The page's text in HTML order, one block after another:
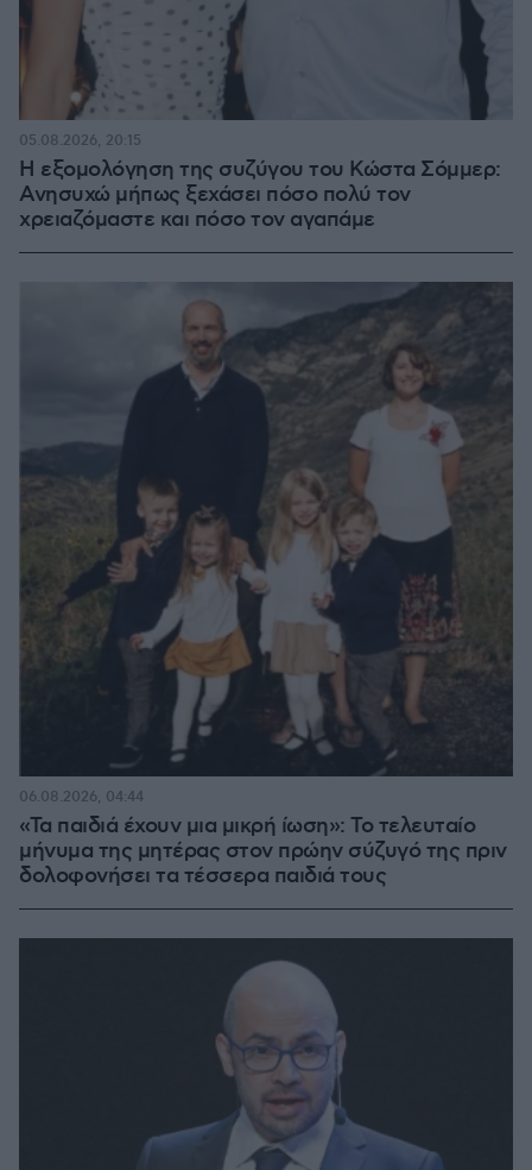
Η εξομολόγηση της συζύγου του Κώστα Σόμμερ:
Ανησυχώ μήπως ξεχάσει πόσο πολύ τον
χρειαζόμαστε και πόσο τον αγαπάμε
05.08.2026, 20:15
«Τα παιδιά έχουν μια μικρή ίωση»: Το τελευταίο
μήνυμα της μητέρας στον πρώην σύζυγό της πριν
δολοφονήσει τα τέσσερα παιδιά τους
06.08.2026, 04:44